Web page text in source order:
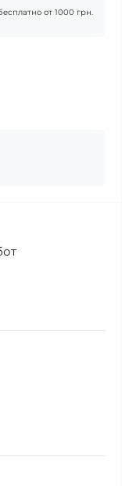
от 1000 грн.